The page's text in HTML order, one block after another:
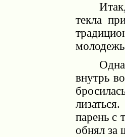
текла
внутрь
парень с
обнял за